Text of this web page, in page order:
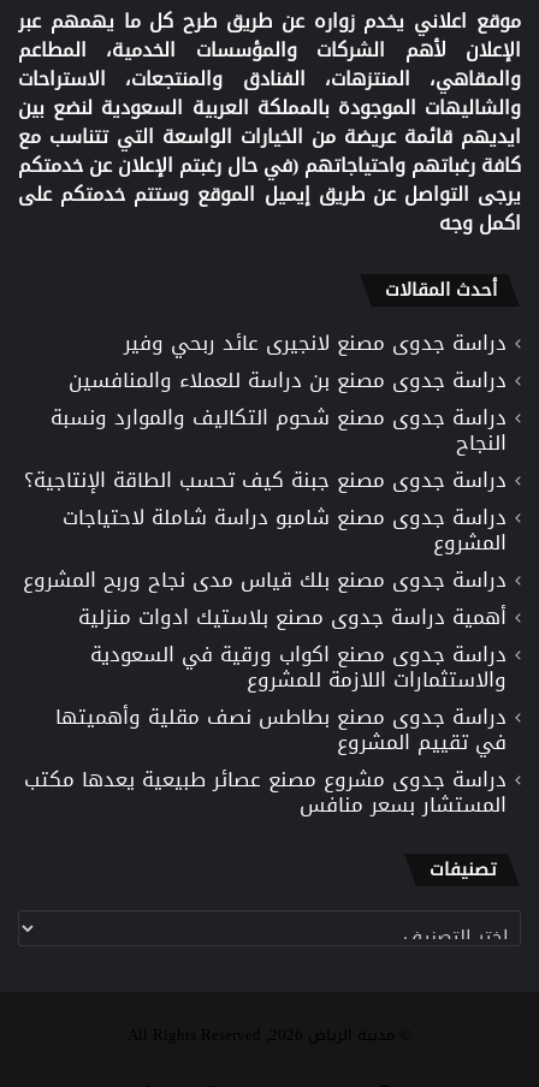
موقع اعلاني يخدم زواره عن طريق طرح كل ما يهمهم عبر
الإعلان لأهم الشركات والمؤسسات الخدمية، المطاعم
والمقاهي، المنتزهات، الفنادق والمنتجعات، الاستراحات
والشاليهات الموجودة بالمملكة العربية السعودية لنضع بين
ايديهم قائمة عريضة من الخيارات الواسعة التي تتناسب مع
كافة رغباتهم واحتياجاتهم (في حال رغبتم الإعلان عن خدمتكم
يرجى التواصل عن طريق إيميل الموقع وستتم خدمتكم على
اكمل وجه
أحدث المقالات
دراسة جدوى مصنع لانجيرى عائد ربحي وفير
دراسة جدوى مصنع بن دراسة للعملاء والمنافسين
دراسة جدوى مصنع شحوم التكاليف والموارد ونسبة
النجاح
دراسة جدوى مصنع جبنة كيف تحسب الطاقة الإنتاجية؟
دراسة جدوى مصنع شامبو دراسة شاملة لاحتياجات
المشروع
دراسة جدوى مصنع بلك قياس مدى نجاح وربح المشروع
أهمية دراسة جدوى مصنع بلاستيك ادوات منزلية
دراسة جدوى مصنع اكواب ورقية في السعودية
والاستثمارات اللازمة للمشروع
دراسة جدوى مصنع بطاطس نصف مقلية وأهميتها
في تقييم المشروع
دراسة جدوى مشروع مصنع عصائر طبيعية يعدها مكتب
المستشار بسعر منافس
تصنيفات
تصنيفات
© مدينة الرياض 2026, All Rights Reserved